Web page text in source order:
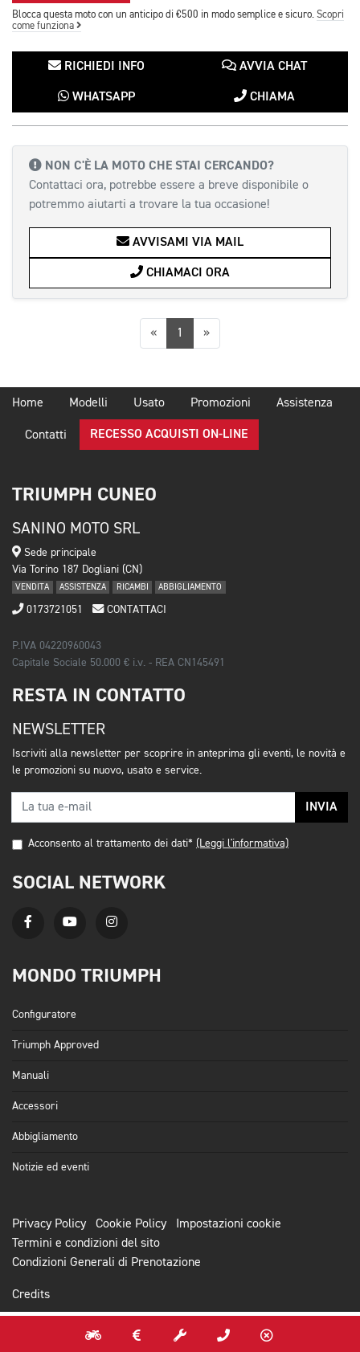
Blocca questa moto con un anticipo di €500 in modo semplice e sicuro. Scopri
come funziona
RICHIEDI INFO AVVIA CHAT
WHATSAPP CHIAMA
NON C'È LA MOTO CHE STAI CERCANDO?
Contattaci ora, potrebbe essere a breve disponibile o
potremmo aiutarti a trovare la tua occasione!
AVVISAMI VIA MAIL
CHIAMACI ORA
«Precedente
1 »Successiva
Home Modelli Usato Promozioni Assistenza
Contatti RECESSO ACQUISTI ON-LINE
TRIUMPH CUNEO
SANINO MOTO SRL
Sede principale
Via Torino 187 Dogliani (CN)
VENDITA ASSISTENZA RICAMBI ABBIGLIAMENTO
0173721051 CONTATTACI
P.IVA 04220960043
Capitale Sociale 50.000 € i.v. - REA CN145491
RESTA IN CONTATTO
NEWSLETTER
Iscriviti alla newsletter per scoprire in anteprima gli eventi, le novità e
le promozioni su nuovo, usato e service.
INVIA
Acconsento al trattamento dei dati* (Leggi l'informativa)
SOCIAL NETWORK
MONDO TRIUMPH
Configuratore
Triumph Approved
Manuali
Accessori
Abbigliamento
Notizie ed eventi
Privacy Policy Cookie Policy
Impostazioni cookie
Termini e condizioni del sito
Condizioni Generali di Prenotazione
Credits